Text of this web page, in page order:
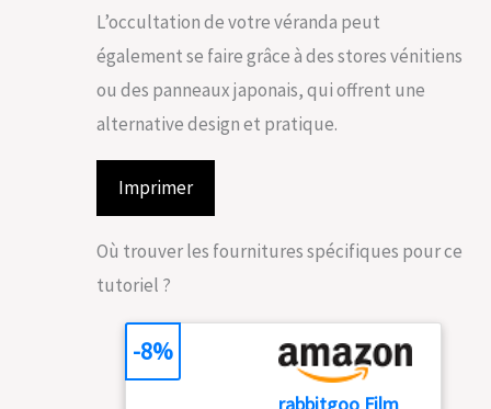
L’occultation de votre véranda peut
également se faire grâce à des stores vénitiens
ou des panneaux japonais, qui offrent une
alternative design et pratique.
Imprimer
Où trouver les fournitures spécifiques pour ce
tutoriel ?
-8%